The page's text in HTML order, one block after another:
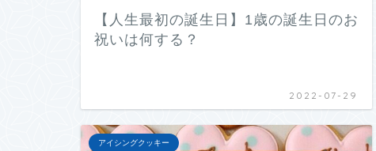
【人生最初の誕生日】1歳の誕生日のお
祝いは何する？
2022-07-29
アイシングクッキー